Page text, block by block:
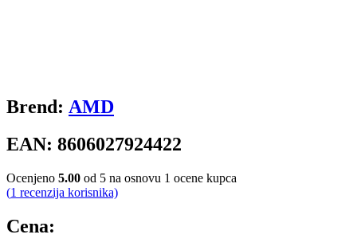
Brend: AMD
EAN: 8606027924422
Ocenjeno 5.00 od 5 na osnovu 1 ocene kupca
(1 recenzija korisnika)
Cena: